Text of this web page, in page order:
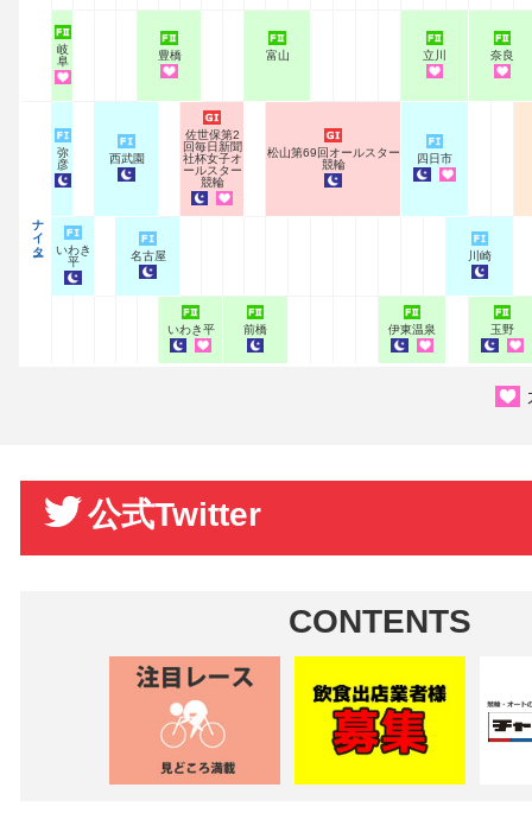
岐
阜
豊橋 富山 立川 奈良
ナイター
弥
彦
西武園
佐世保第2
回毎日新聞
社杯女子オ
ールスター
競輪
松山第69回オールスター
競輪
四日市
いわき
平
名古屋 川崎
いわき平 前橋 伊東温泉 玉野
公式Twitter
CONTENTS